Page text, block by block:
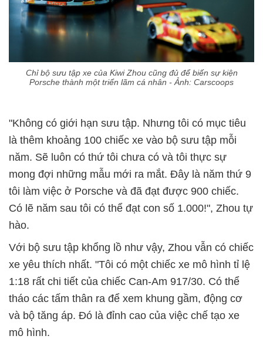
Chỉ bộ sưu tập xe của Kiwi Zhou cũng đủ để biến sự kiện
Porsche thành một triển lãm cá nhân - Ảnh: Carscoops
"Không có giới hạn sưu tập. Nhưng tôi có mục tiêu
là thêm khoảng 100 chiếc xe vào bộ sưu tập mỗi
năm. Sẽ luôn có thứ tôi chưa có và tôi thực sự
mong đợi những mẫu mới ra mắt. Đây là năm thứ 9
tôi làm việc ở Porsche và đã đạt được 900 chiếc.
Có lẽ năm sau tôi có thể đạt con số 1.000!", Zhou tự
hào.
Với bộ sưu tập khổng lồ như vậy, Zhou vẫn có chiếc
xe yêu thích nhất. "Tôi có một chiếc xe mô hình tỉ lệ
1:18 rất chi tiết của chiếc Can-Am 917/30. Có thể
tháo các tấm thân ra để xem khung gầm, động cơ
và bộ tăng áp. Đó là đỉnh cao của việc chế tạo xe
mô hình.